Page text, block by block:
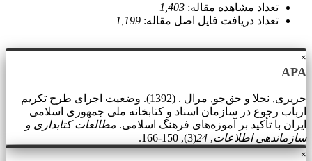
تعداد مشاهده مقاله: 1,403
تعداد دریافت فایل اصل مقاله: 1,199
×
APA
حریری, نجلا و حق‌جو, مرال . (1392). وضعیت اجرای طرح تکریم
ارباب رجوع در سازمان اسناد و کتابخانه ملی جمهوری اسلامی
ایران با تأکید بر آموزه‌‌های فرهنگ اسلامی. مطالعات کتابداری و
سازماندهی اطلاعات,
24
(3), 150-166.
×